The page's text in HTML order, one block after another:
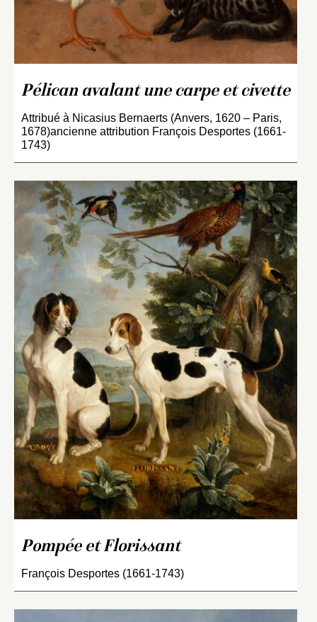
Pélican avalant une carpe et civette
Attribué à Nicasius Bernaerts (Anvers, 1620 – Paris,
1678)ancienne attribution François Desportes (1661-
1743)
Pompée et Florissant
François Desportes (1661-1743)